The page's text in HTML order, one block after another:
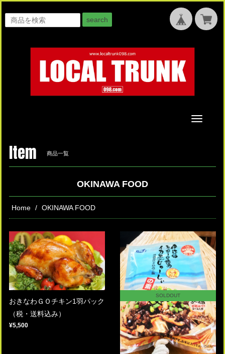
search
Toggle
Item 商品一覧
OKINAWA FOOD
Home OKINAWA FOOD
おきなわＧＯチキン1羽パック
（税・送料込み）
¥5,500
SOLDOUT